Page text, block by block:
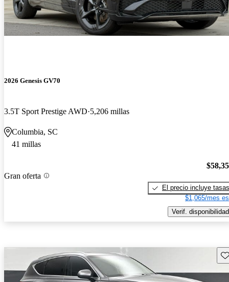
2026 Genesis GV70
3.5T Sport Prestige AWD 5,206 millas
Columbia, SC
41 millas
Gran oferta
El precio incluye tasas
$1,065/mes
Verif. disponibilidad